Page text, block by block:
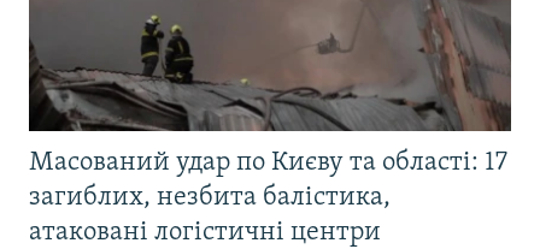
Масований удар по Києву та області: 17
загиблих, незбита балістика,
атаковані логістичні центри